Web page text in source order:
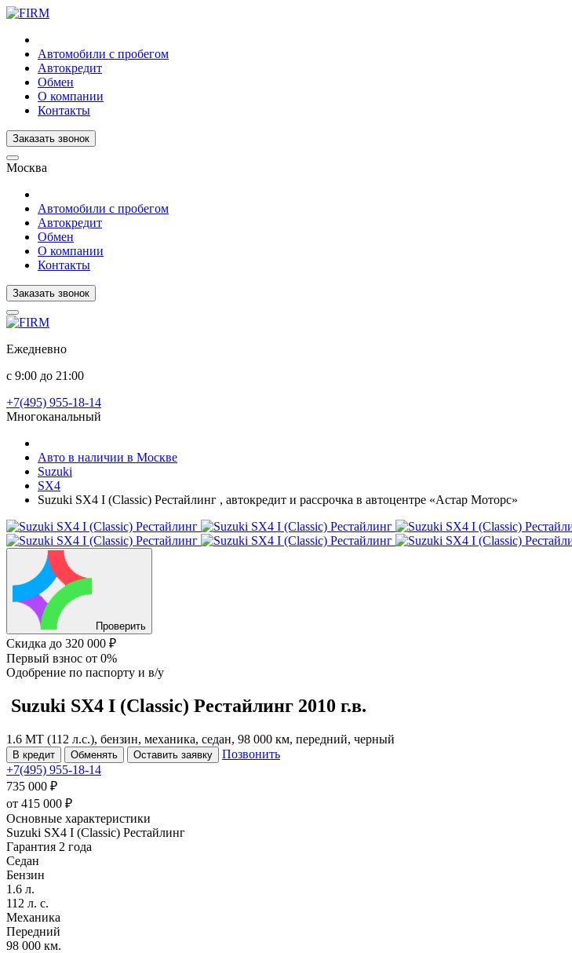
Автомобили с пробегом
Автокредит
Обмен
О компании
Контакты
Заказать звонок
Москва
Автомобили с пробегом
Автокредит
Обмен
О компании
Контакты
Заказать звонок
Ежедневно
с 9:00 до 21:00
+7(495) 955-18-14
Многоканальный
Авто в наличии в Москве
Suzuki
SX4
Suzuki SX4 I (Classic) Рестайлинг , автокредит и рассрочка в автоцентре «Астар Моторс»
Проверить
Скидка до 320 000 ₽
Первый взнос от 0%
Одобрение по паспорту и в/у
Suzuki SX4 I (Classic) Рестайлинг 2010 г.в.
1.6 MT (112 л.с.), бензин, механика, седан, 98 000 км, передний, черный
В кредит Обменять Оставить заявку
Позвонить
+7(495) 955-18-14
735 000 ₽
от 415 000 ₽
Основные характеристики
Suzuki SX4 I (Classic) Рестайлинг
Гарантия 2 года
Седан
Бензин
1.6 л.
112 л. с.
Механика
Передний
98 000 км.